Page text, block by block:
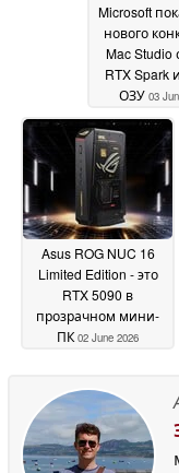
Microsoft
нового
Mac Studio
RTX Spark
ОЗУ 03
Asus ROG NUC 16
Limited Edition - это
RTX 5090 в
прозрачном мини-
ПК 02 June 2026